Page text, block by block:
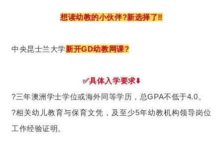
想读幼教的小伙伴?新选择了‼️
中央昆士兰大学新开GD幼教网课?
✅具体入学要求⬇️
?三年澳洲学士学位或海外同等学历，总GPA不低于4.0。
?相关幼儿教育与保育文凭，及至少5年幼教机构领导岗位
工作经验证明。